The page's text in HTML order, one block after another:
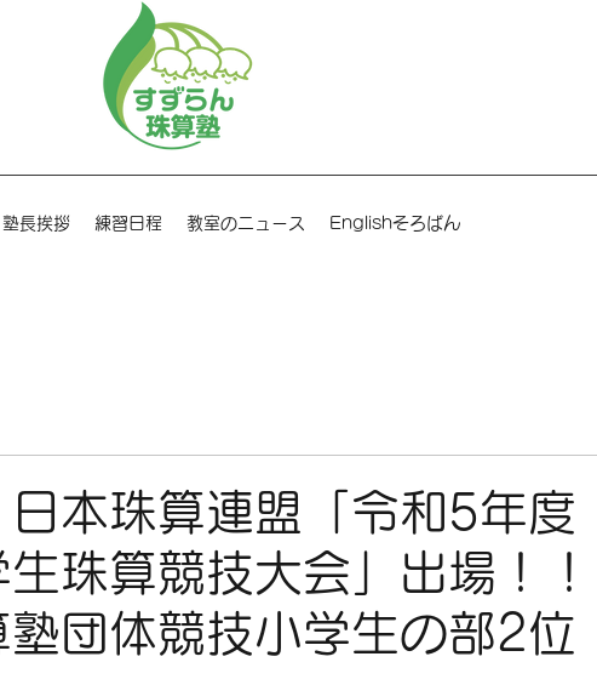
塾長挨拶 練習日程 教室のニュース Englishそろばん
日本珠算連盟「令和5年度
珠算競技大会」出場！！
団体競技小学生の部2位